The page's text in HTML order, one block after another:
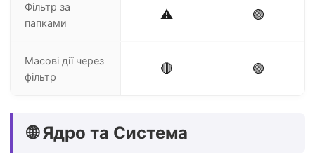
Фільтр за
папками
⚠️ 🟢
Масові дії через
фільтр
🔴 🟢
🌐 Ядро та Система